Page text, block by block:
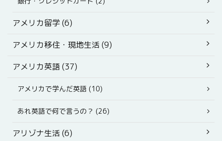
アメリカ留学 (6)
アメリカ移住・現地生活 (9)
アメリカ英語 (37)
アメリカで学んだ英語 (10)
あれ英語で何で言うの？ (26)
アリゾナ生活 (6)